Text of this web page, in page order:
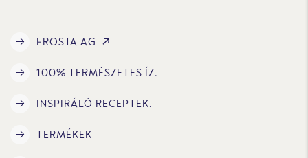
FROSTA AG
100% TERMÉSZETES ÍZ.
INSPIRÁLÓ RECEPTEK.
TERMÉKEK